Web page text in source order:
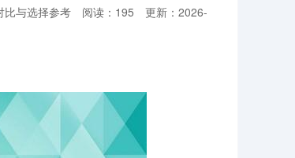
比与选择参考 阅读：195
更新：2026-